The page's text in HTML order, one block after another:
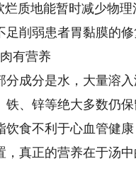
质地能暂时减少物
削弱患者胃黏膜的修
有营养
成分是水，大量溶入
、锌等绝大多数仍
食不利于心血管健
真正的营养在于汤